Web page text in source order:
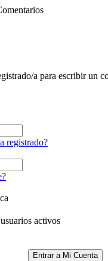
a para escribir un
registrado?
activos
Entrar a Mi Cuenta